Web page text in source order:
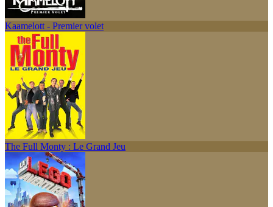
Kaamelott - Premier volet
The Full Monty : Le Grand Jeu